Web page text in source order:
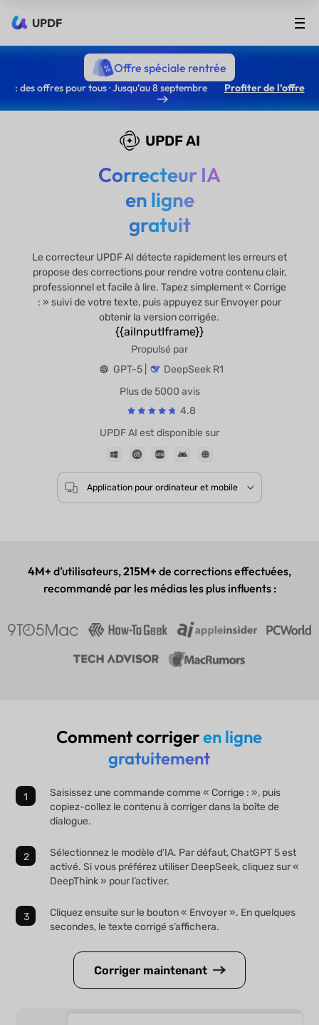
UPDF
Offre spéciale rentrée
: des offres pour tous · Jusqu’au 8 septembre Profiter de l’offre
UPDF AI
Correcteur IA
en ligne
gratuit
Le correcteur UPDF AI détecte rapidement les erreurs et
propose des corrections pour rendre votre contenu clair,
professionnel et facile à lire. Tapez simplement « Corrige
: » suivi de votre texte, puis appuyez sur Envoyer pour
obtenir la version corrigée.
{{aiInputIframe}}
Propulsé par
GPT-5 |
UPDF AI est disponible sur
4M+ d’utilisateurs,215M+ de corrections effectuées,
recommandé par les médias les plus influents :
Comment corrigeren ligne
gratuitement
Saisissez une commande comme « Corrige : », puis
copiez-collez le contenu à corriger dans la boîte de
dialogue.
Sélectionnez le modèle d’IA. Par défaut, ChatGPT 5 est
activé. Si vous préférez utiliser DeepSeek, cliquez sur «
DeepThink » pour l’activer.
Cliquez ensuite sur le bouton « Envoyer ». En quelques
secondes, le texte corrigé s’affichera.
Corriger maintenant